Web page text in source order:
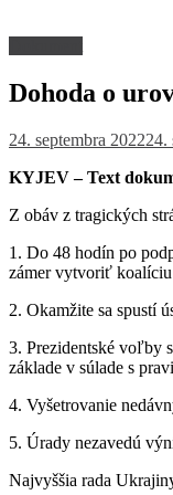
Dohoda o
24. septembra 202224.
KYJEV – Text
Z obáv z tragických
1. Do 48 hodín po
zámer vytvoriť
2. Okamžite sa spustí
3. Prezidentské voľby
základe v súlade s
4. Vyšetrovanie
5. Úrady nezavedú
Najvyššia rada